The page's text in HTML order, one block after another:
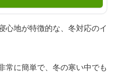
心地が特徴的な、冬対応のイ
常に簡単で、冬の寒い中でも